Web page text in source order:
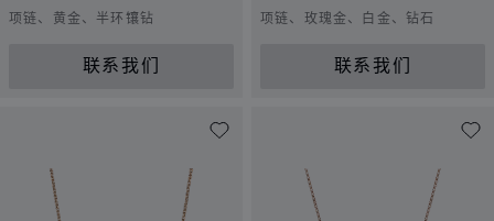
项链、黄金、半环镶钻
联系我们
项链、玫瑰金、白金、钻石
联系我们